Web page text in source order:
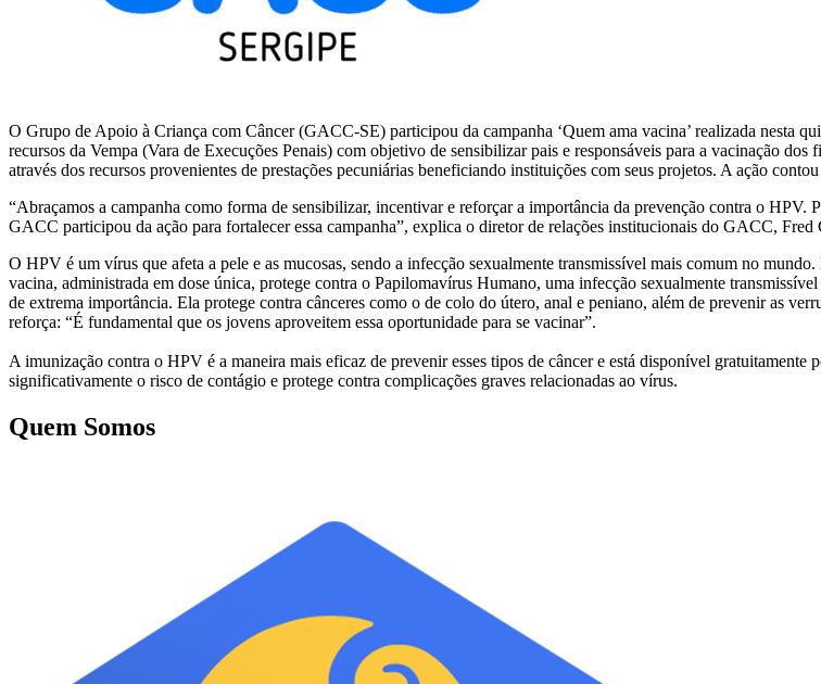
O Grupo de Apoio à Criança com Câncer (GACC-SE) participou da campanha ‘Quem ama vacina’ realizada nesta
recursos da Vempa (Vara de Execuções Penais) com objetivo de sensibilizar pais e responsáveis para a vacinação
através dos recursos provenientes de prestações pecuniárias beneficiando instituições com seus projetos. A ação
“Abraçamos a campanha como forma de sensibilizar, incentivar e reforçar a importância da prevenção contra o HPV.
GACC participou da ação para fortalecer essa campanha”, explica o diretor de relações institucionais do GACC, Fred
O HPV é um vírus que afeta a pele e as mucosas, sendo a infecção sexualmente transmissível mais comum no
vacina, administrada em dose única, protege contra o Papilomavírus Humano, uma infecção sexualmente
de extrema importância. Ela protege contra cânceres como o de colo do útero, anal e peniano, além de prevenir as
reforça: “É fundamental que os jovens aproveitem essa oportunidade para se vacinar”.
A imunização contra o HPV é a maneira mais eficaz de prevenir esses tipos de câncer e está disponível
significativamente o risco de contágio e protege contra complicações graves relacionadas ao vírus.
Quem Somos